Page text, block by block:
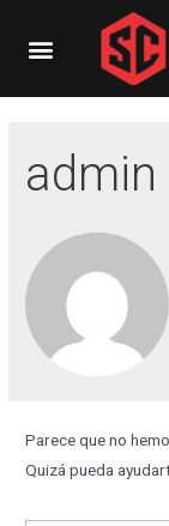
admin
Parece que no
Quizá pueda